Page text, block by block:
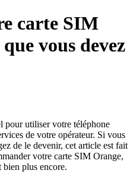
carte SIM
vous devez
pour utiliser votre téléphone
de votre opérateur. Si vous
de le devenir, cet article est fait
votre carte SIM Orange,
bien plus encore.